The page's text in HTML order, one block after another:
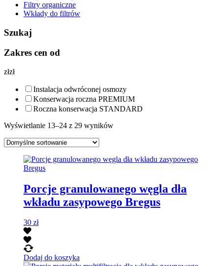
Filtry organiczne
Wkłady do filtrów
Szukaj
Zakres cen od
złzł
Instalacja odwróconej osmozy
Konserwacja roczna PREMIUM
Roczna konserwacja STANDARD
Wyświetlanie 13–24 z 29 wyników
Porcje granulowanego węgla dła
wkładu zasypowego Bregus
30 zł
Dodaj do koszyka